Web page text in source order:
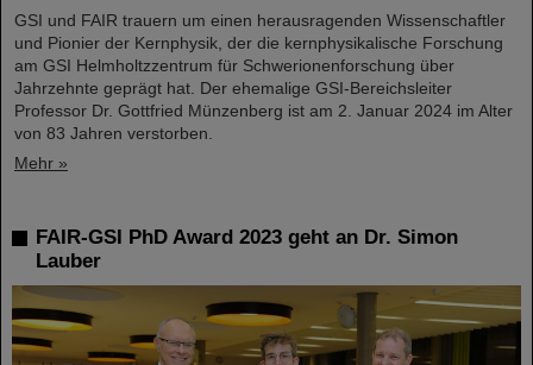
GSI und FAIR trauern um einen herausragenden Wissenschaftler
und Pionier der Kernphysik, der die kernphysikalische Forschung
am GSI Helmholtzzentrum für Schwerionenforschung über
Jahrzehnte geprägt hat. Der ehemalige GSI-Bereichsleiter
Professor Dr. Gottfried Münzenberg ist am 2. Januar 2024 im Alter
von 83 Jahren verstorben.
Mehr »
FAIR-GSI PhD Award 2023 geht an Dr. Simon
Lauber